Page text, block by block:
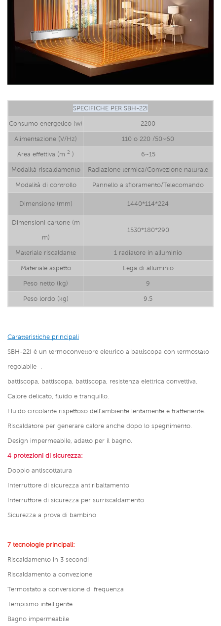
SPECIFICHE PER SBH-22I
Consumo energetico (w) 2200
Alimentazione (V/Hz) 110 o 220 /50~60
Area effettiva (m 2 ) 6~15
Modalità riscaldamento Radiazione termica/Convezione naturale
Modalità di controllo Pannello a sfioramento/Telecomando
Dimensione (mm) 1440*114*224
Dimensioni cartone (m
m)
1530*180*290
Materiale riscaldante 1 radiatore in alluminio
Materiale aspetto Lega di alluminio
Peso netto (kg) 9
Peso lordo (kg) 9.5
Caratteristiche principali
SBH-22I è un termoconvettore elettrico a battiscopa con termostato
regolabile
battiscopa, battiscopa, battiscopa, resistenza elettrica convettiva.
Calore delicato, fluido e tranquillo.
Fluido circolante rispettoso dell'ambiente lentamente e trattenente.
Riscaldatore per generare calore anche dopo lo spegnimento.
Design impermeabile, adatto per il bagno.
4 protezioni di sicurezza:
Doppio antiscottatura
Interruttore di sicurezza antiribaltamento
Interruttore di sicurezza per surriscaldamento
Sicurezza a prova di bambino
7 tecnologie principali:
Riscaldamento in 3 secondi
Riscaldamento a convezione
Termostato a conversione di frequenza
Tempismo intelligente
Bagno impermeabile